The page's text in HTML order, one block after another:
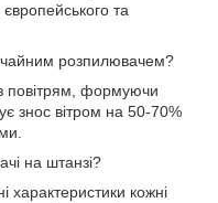
та
розпилювачем?
повітрям, формуючи
знос вітром на 50-70%
на штанзі?
характеристики кожні